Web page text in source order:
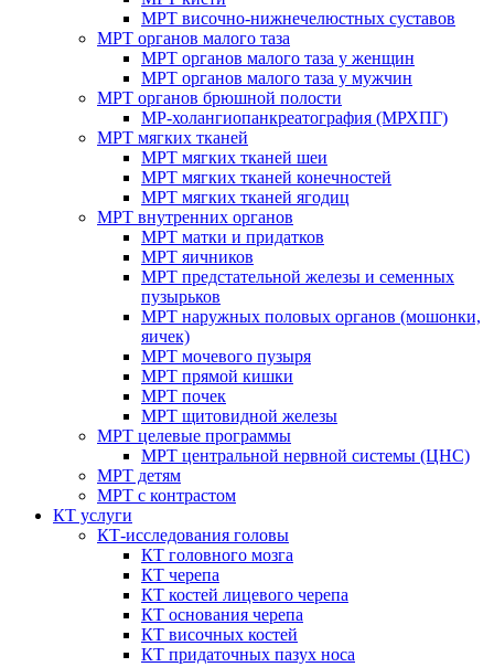
МРТ височно-нижнечелюстных суставов
МРТ органов малого таза
МРТ органов малого таза у женщин
МРТ органов малого таза у мужчин
МРТ органов брюшной полости
МР-холангиопанкреатография (МРХПГ)
МРТ мягких тканей
МРТ мягких тканей шеи
МРТ мягких тканей конечностей
МРТ мягких тканей ягодиц
МРТ внутренних органов
МРТ матки и придатков
МРТ яичников
МРТ предстательной железы и семенных
пузырьков
МРТ наружных половых органов (мошонки,
яичек)
МРТ мочевого пузыря
МРТ прямой кишки
МРТ почек
МРТ щитовидной железы
МРТ целевые программы
МРТ центральной нервной системы (ЦНС)
МРТ детям
МРТ с контрастом
КТ услуги
КТ-исследования головы
КТ головного мозга
КТ черепа
КТ костей лицевого черепа
КТ основания черепа
КТ височных костей
КТ придаточных пазух носа